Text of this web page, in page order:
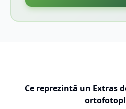
Ce reprezintă un Extras